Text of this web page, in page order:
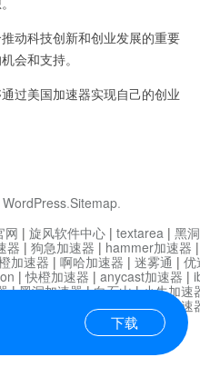
科技创新和创业发展的重要
会和支持。
美国加速器实现自己的创业
WordPress.Sitemap.
下载
网 | 旋风软件中心 | textarea | 黑
器 | 狗急加速器 | hammer加速器
加速器 | 啊哈加速器 | 迷雾通 | 优
|快橙加速器 | anycast加速器 |
|黑洞加速器|白石山|小牛加速
海鸥加速器|芒果加速